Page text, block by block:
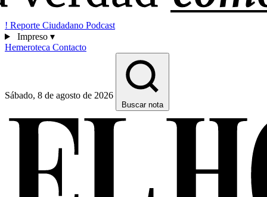
! Reporte Ciudadano Podcast
Impreso ▾
Hemeroteca Contacto
Sábado, 8 de agosto de 2026
Buscar nota